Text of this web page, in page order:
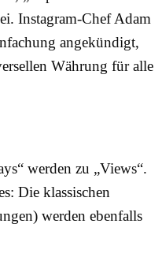
Instagram-Chef Adam
angekündigt,
Währung für alle
werden zu „Views“.
Die klassischen
werden ebenfalls